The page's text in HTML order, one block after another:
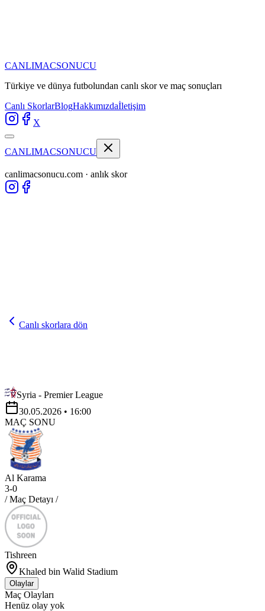
CANLIMACSONUCU
Türkiye ve dünya futbolundan canlı skor ve maç sonuçları
Canlı SkorlarBlogHakkımızdaİletişim
X
CANLIMACSONUCU
canlimacsonucu.com · anlık skor
Canlı skorlara dön
Syria - Premier League
30.05.2026 • 16:00
MAÇ SONU
Al Karama
3-0
/ Maç Detayı /
Tishreen
Khaled bin Walid Stadium
Olaylar
Maç Olayları
Henüz olay yok